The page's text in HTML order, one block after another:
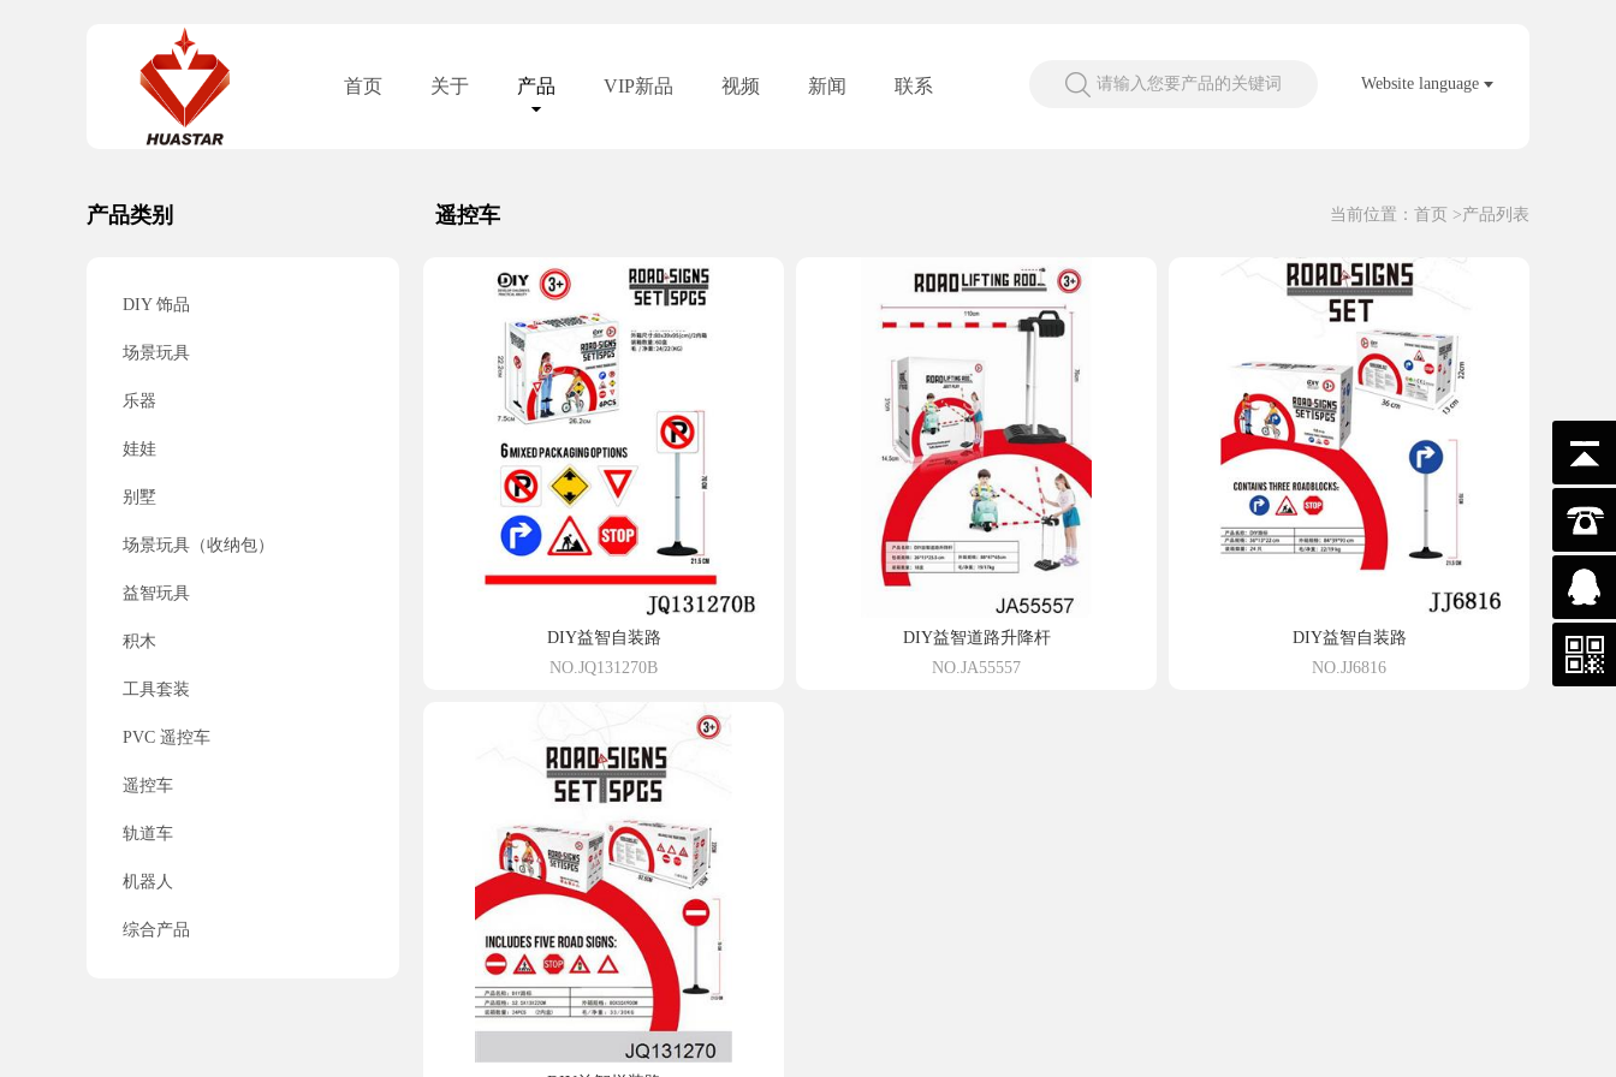
首页 关于 产品 VIP新品 视频 新闻 联系 请输入您要产品的关键词 Website language
产品类别
DIY 饰品
场景玩具
乐器
娃娃
别墅
场景玩具（收纳包）
益智玩具
积木
工具套装
PVC 遥控车
遥控车
轨道车
机器人
综合产品
遥控车 当前位置： 首页 >产品列表
DIY益智自装路
NO.JQ131270B
DIY益智道路升降杆
NO.JA55557
DIY益智自装路
NO.JJ6816
3355